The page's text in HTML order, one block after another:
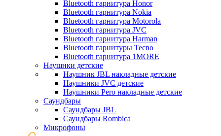
Bluetooth гарнитура Honor
Bluetooth гарнитура Nokia
Bluetooth гарнитура Motorola
Bluetooth гарнитура JVC
Bluetooth гарнитура Harman
Bluetooth гарнитуры Tecno
Bluetooth гарнитура 1MORE
Наушнки детские
Наушник JBL накладные детские
Наушники JVC детские
Наушники Pero накладные детские
Саундбары
Саундбары JBL
Саундбары Rombica
Микрофоны